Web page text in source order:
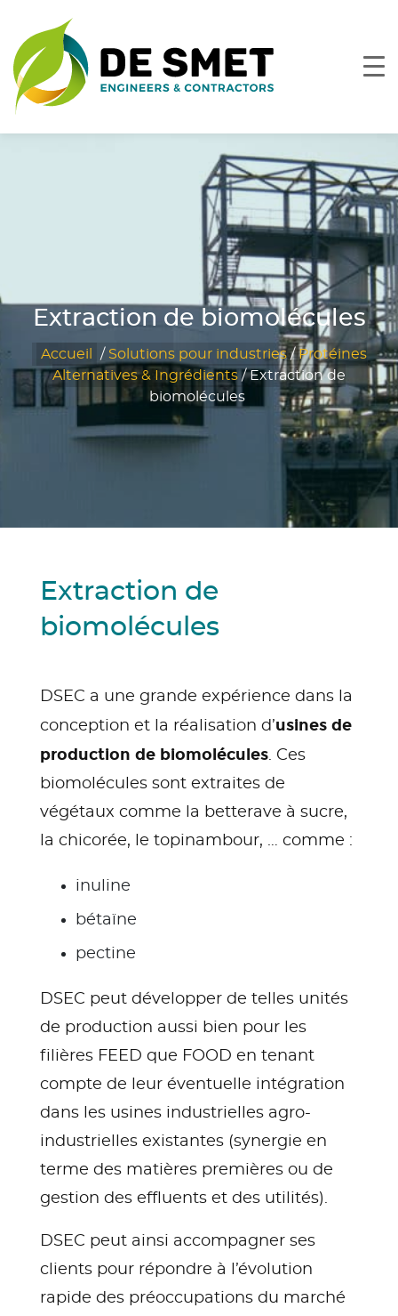
Extraction de biomolécules
Accueil / Solutions pour industries/Protéines
Alternatives & Ingrédients /Extraction de
biomolécules
Extraction de
biomolécules
DSEC a une grande expérience dans la
conception et la réalisation d’usines de
production de biomolécules . Ces
biomolécules sont extraites de
végétaux comme la betterave à sucre,
la chicorée, le topinambour, … comme :
inuline
bétaïne
pectine
DSEC peut développer de telles unités
de production aussi bien pour les
filières FEED que FOOD en tenant
compte de leur éventuelle intégration
dans les usines industrielles agro-
industrielles existantes (synergie en
terme des matières premières ou de
gestion des effluents et des utilités).
DSEC peut ainsi accompagner ses
clients pour répondre à l’évolution
rapide des préoccupations du marché